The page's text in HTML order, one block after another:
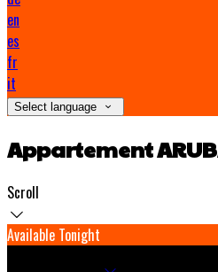
en
es
fr
it
Select language
Appartement
Scroll
Available Tonight